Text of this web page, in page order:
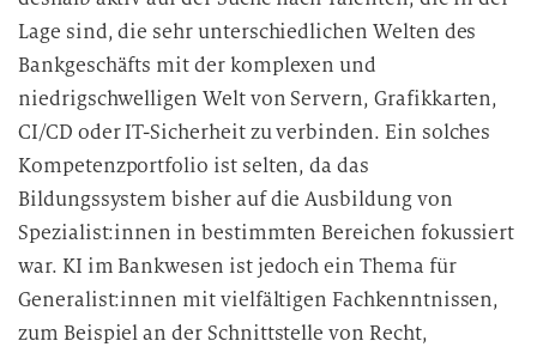
Lage sind, die sehr unterschiedlichen Welten des
Bankgeschäfts mit der komplexen und
niedrigschwelligen Welt von Servern, Grafikkarten,
CI/CD oder IT-Sicherheit zu verbinden. Ein solches
Kompetenzportfolio ist selten, da das
Bildungssystem bisher auf die Ausbildung von
Spezialist:innen in bestimmten Bereichen fokussiert
war. KI im Bankwesen ist jedoch ein Thema für
Generalist:innen mit vielfältigen Fachkenntnissen,
zum Beispiel an der Schnittstelle von Recht,